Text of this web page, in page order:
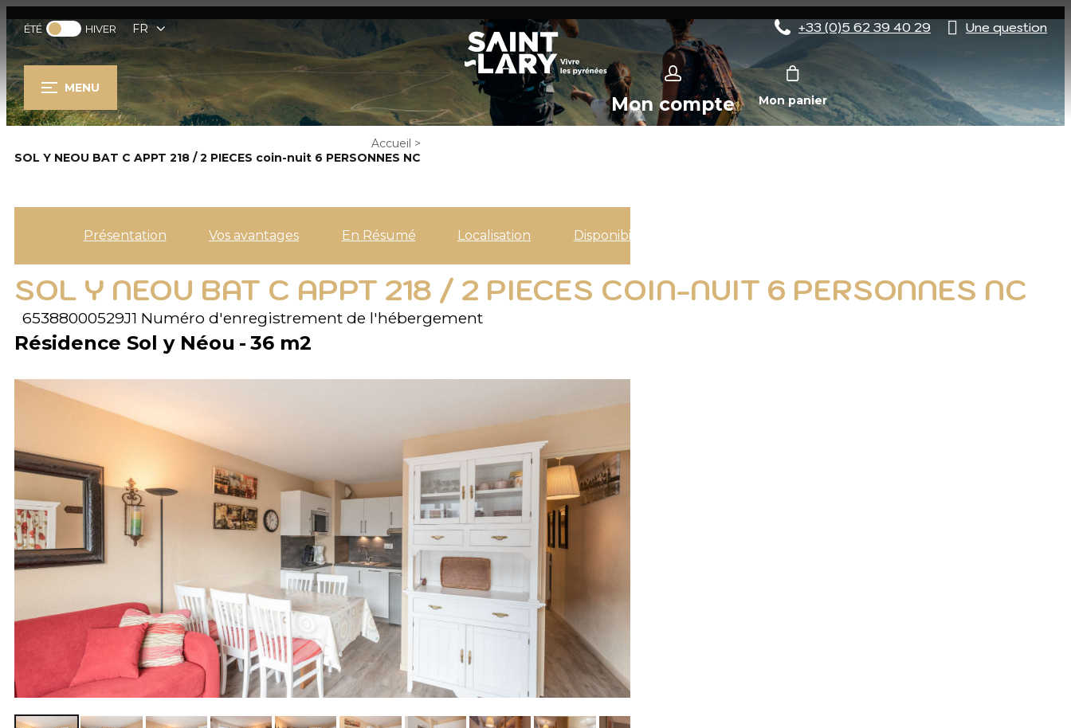
ÉTÉ HIVER FR +33 (0)5 62 39 40 29 Une question
MENU
Mon compte Mon panier
Accueil >
SOL Y NEOU BAT C APPT 218 / 2 PIECES coin-nuit 6 PERSONNES NC
Présentation Vos avantages En Résumé Localisation Disponibilités
SOL Y NEOU BAT C APPT 218 / 2 PIECES COIN-NUIT 6 PERSONNES NC
65388000529J1 Numéro d'enregistrement de l'hébergement
Résidence Sol y Néou 36 m2